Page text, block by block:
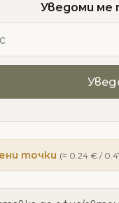
Уведоми ме
точки (≈ 0.24 € /